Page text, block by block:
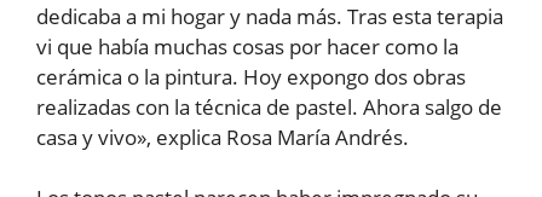
dedicaba a mi hogar y nada más. Tras esta terapia
vi que había muchas cosas por hacer como la
cerámica o la pintura. Hoy expongo dos obras
realizadas con la técnica de pastel. Ahora salgo de
casa y vivo», explica Rosa María Andrés.